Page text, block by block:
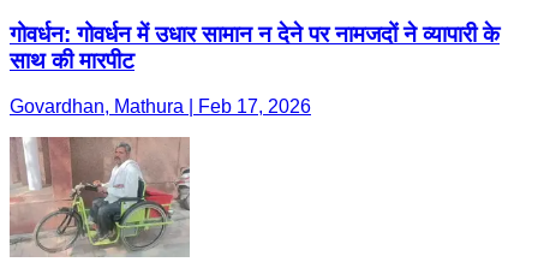
गोवर्धन: गोवर्धन में उधार सामान न देने पर नामजदों ने व्यापारी के
साथ की मारपीट
Govardhan, Mathura | Feb 17, 2026